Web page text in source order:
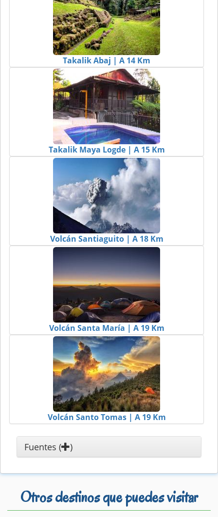
Takalik Abaj | A 14 Km
Takalik Maya Logde | A 15 Km
Volcán Santiaguito | A 18 Km
Volcán Santa María | A 19 Km
Volcán Santo Tomas | A 19 Km
Fuentes ( )
Otros destinos que puedes visitar